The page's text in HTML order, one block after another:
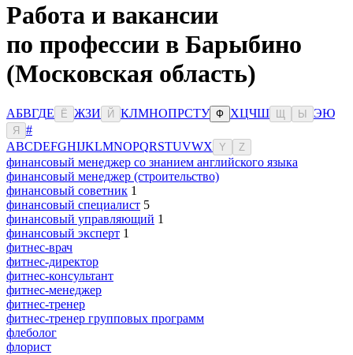
Работа и вакансии
по профессии в Барыбино
(Московская область)
АБВГДЕ Ё ЖЗИ Й КЛМНОПРСТУ Ф ХЦЧШ Ы ЭЮ
Я
#
ABCDEFGHIJKLMNOPQRSTUVWX Y Z
финансовый менеджер со знанием английского языка
финансовый менеджер (строительство)
финансовый советник 1
финансовый специалист 5
финансовый управляющий 1
финансовый эксперт 1
фитнес-врач
фитнес-директор
фитнес-консультант
фитнес-менеджер
фитнес-тренер
фитнес-тренер групповых программ
флеболог
флорист